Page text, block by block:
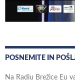
POSNEMITE IN
Na Radiu Brežice Eu